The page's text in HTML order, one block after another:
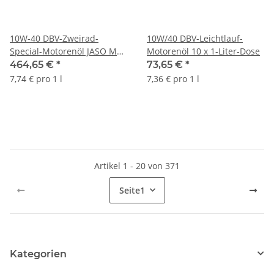
10W-40 DBV-Zweirad-
Special-Motorenöl JASO MA
(4-Takt) 60-Liter-Fass
464,65 € *
7,74 € pro 1 l
10W/40 DBV-Leichtlauf-
Motorenöl 10 x 1-Liter-Dose
73,65 € *
7,36 € pro 1 l
Artikel 1 - 20 von 371
Seite1
Kategorien